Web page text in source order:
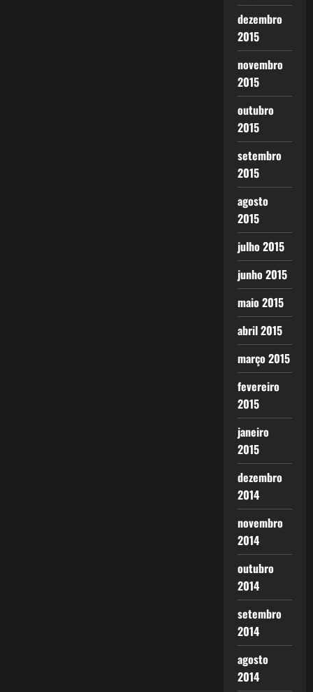
dezembro
2015
novembro
2015
outubro
2015
setembro
2015
agosto
2015
julho 2015
junho 2015
maio 2015
abril 2015
março 2015
fevereiro
2015
janeiro
2015
dezembro
2014
novembro
2014
outubro
2014
setembro
2014
agosto
2014